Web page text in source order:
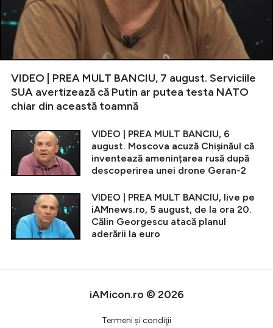
VIDEO | PREA MULT BANCIU, 7 august. Serviciile
SUA avertizează că Putin ar putea testa NATO
chiar din această toamnă
VIDEO | PREA MULT BANCIU, 6
august. Moscova acuză Chișinăul că
inventează amenințarea rusă după
descoperirea unei drone Geran-2
VIDEO | PREA MULT BANCIU, live pe
iAMnews.ro, 5 august, de la ora 20.
Călin Georgescu atacă planul
aderării la euro
iAMicon.ro © 2026
Termeni şi condiţii